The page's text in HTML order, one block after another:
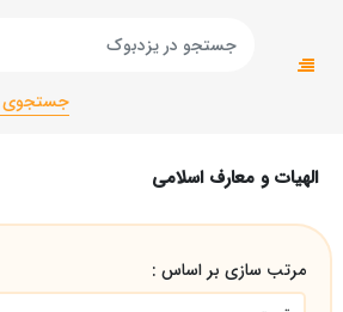
جستجوی
صفحه اصلی
الهیات و معارف اسلامی
مرتب سازی بر اساس :